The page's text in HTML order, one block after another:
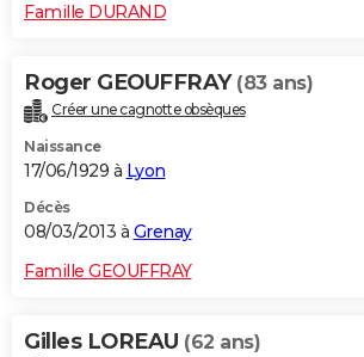
Famille DURAND
Roger GEOUFFRAY (83 ans)
Créer une cagnotte obsèques
Naissance
17/06/1929 à Lyon
Décès
08/03/2013 à Grenay
Famille GEOUFFRAY
Gilles LOREAU (62 ans)